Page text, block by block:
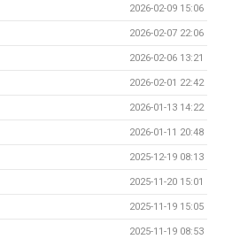
2026-02-09 15:06
2026-02-07 22:06
2026-02-06 13:21
2026-02-01 22:42
2026-01-13 14:22
2026-01-11 20:48
2025-12-19 08:13
2025-11-20 15:01
2025-11-19 15:05
2025-11-19 08:53